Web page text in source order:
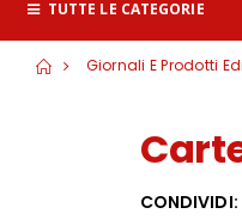
TUTTE LE CATEGORIE
Giornali E Prodotti
CONDIVIDI: